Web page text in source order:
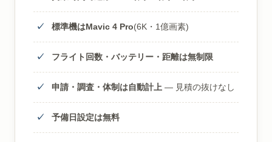
標準機はMavic 4 Pro(6K・1億画素)
フライト回数・バッテリー・距離は無制限
申請・調査・体制は自動計上 — 見積の抜けなし
予備日設定は無料